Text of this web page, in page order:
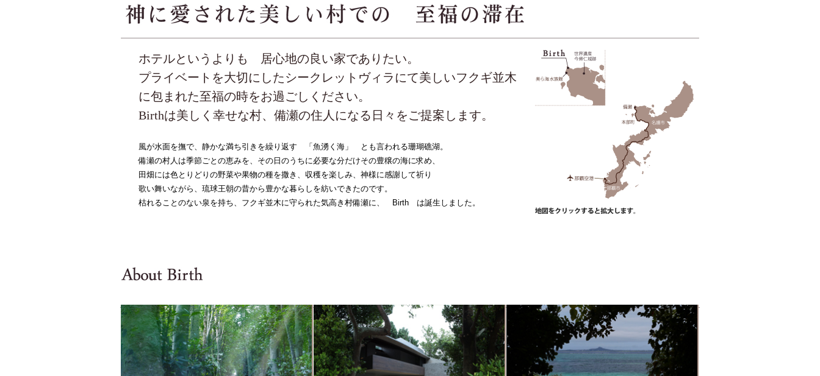
ホテルというよりも 居心地の良い家でありたい。
プライベートを大切にしたシークレットヴィラにて美しいフクギ並木
に包まれた至福の時をお過ごしください。
Birthは美しく幸せな村、備瀬の住人になる日々をご提案します。
風が水面を撫で、静かな満ち引きを繰り返す 「魚湧く海」 とも言われる珊瑚礁湖。
備瀬の村人は季節ごとの恵みを、その日のうちに必要な分だけその豊穣の海に求め、
田畑には色とりどりの野菜や果物の種を撒き、収穫を楽しみ、神様に感謝して祈り
歌い舞いながら、琉球王朝の昔から豊かな暮らしを紡いできたのです。
枯れることのない泉を持ち、フクギ並木に守られた気高き村備瀬に、 Birth は誕生しました。